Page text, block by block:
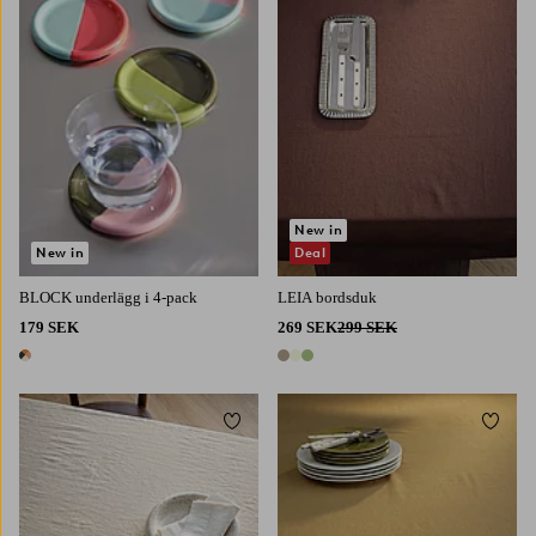
BLOCK underlägg i 4-pack
179 SEK
1 färg
New in
LEIA bordsduk
269 SEK299 SEK
3 färger
New in
Deal
Lägg till i favoriter
200 250 300
Lägg
145200250300